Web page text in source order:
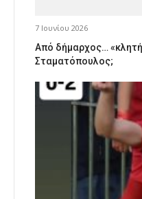
7 Ιουνίου 2026
Από δήμαρχος…
Σταματόπουλος;